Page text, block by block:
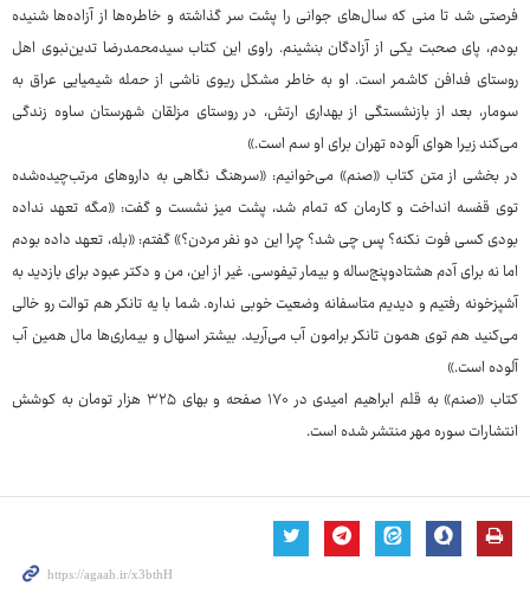
فرصتی شد تا منی که سال‌های جوانی را پشت سر گذاشته و خاطره‌ها از آزاده‌ها شنیده
بودم، پای صحبت یکی از آزادگان بنشینم. راوی این کتاب سیدمحمدرضا تدین‌نبوی اهل
روستای فدافن کاشمر است. او به خاطر مشکل ریوی ناشی از حمله شیمیایی عراق به
سومار، بعد از بازنشستگی از بهداری ارتش، در روستای مزلقان شهرستان ساوه زندگی
می‌کند زیرا هوای آلوده تهران برای او سم است.»
در بخشی از متن کتاب «صنم» می‌خوانیم: «سرهنگ نگاهی به داروهای مرتب‌چیده‌شده
توی قفسه انداخت و کارمان که تمام شد، پشت میز نشست و گفت: «مگه تعهد نداده
بودی کسی فوت نکنه؟ پس چی شد؟ چرا این دو نفر مردن؟» گفتم: «بله، تعهد داده بودم
اما نه برای آدم هشتادوپنج‌ساله و بیمار تیفوسی. غیر از این، من و دکتر عبود برای بازدید به
آشپزخونه رفتیم و دیدیم متاسفانه وضعیت خوبی نداره. شما با یه تانکر هم توالت رو خالی
می‌کنید هم توی همون تانکر برامون آب می‌آرید. بیشتر اسهال و بیماری‌ها مال همین آب
آلوده است.»
کتاب «صنم» به قلم ابراهیم امیدی در ۱۷۰ صفحه و بهای ۳۲۵ هزار تومان به کوشش
انتشارات سوره مهر منتشر شده است.